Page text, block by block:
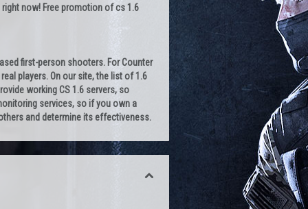
now! Free promotion of cs 1.6
first-person shooters. For Counter
players. On our site, the list of 1.6
working CS 1.6 servers, so
services, so if you own a
and determine its effectiveness.